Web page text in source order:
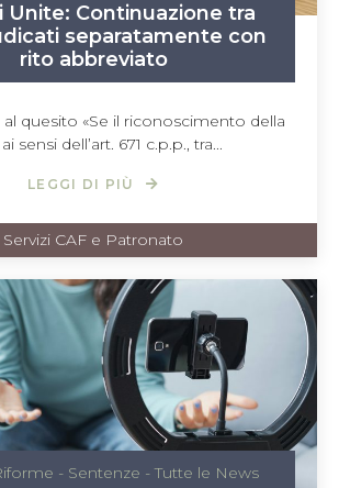
Unite: Continuazione tra
separatamente con
rito abbreviato
quesito «Se il riconoscimento della
sensi dell’art. 671 c.p.p., tra...
LEGGI DI PIÙ
Servizi CAF e Patronato
- Sentenze -Tutte le News